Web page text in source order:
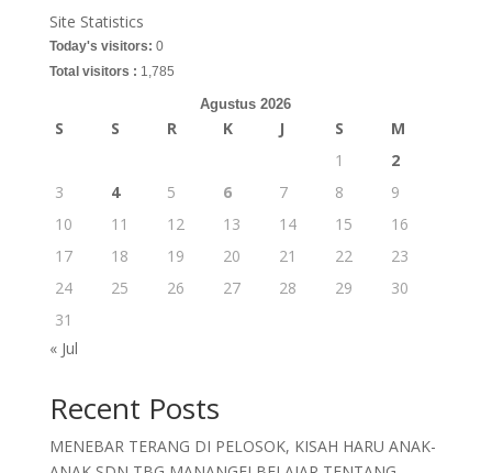
Site Statistics
Today's visitors: 0
Total visitors : 1,785
Agustus 2026
S S R K J S
M
1
2
3
4 5 6 7 8
9
10
11 12 13 14 15
16
17
18 19 20 21 22
23
24
25 26 27 28 29
30
31
« Jul
Recent Posts
MENEBAR TERANG DI PELOSOK, KISAH HARU ANAK-